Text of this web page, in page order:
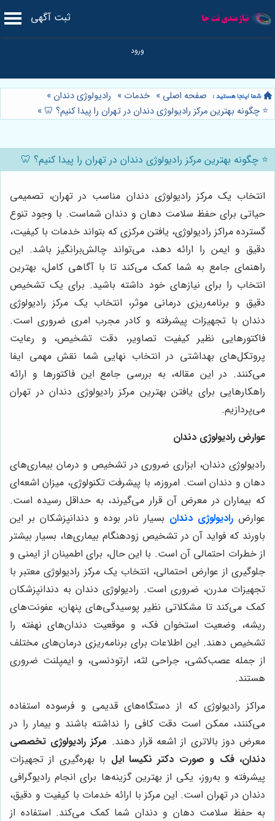
ثبت آگهی
صفحه اصلی » خدمات » رادیولوژی دندان »
⭐️ چگونه بهترین مرکز رادیولوژی دندان در تهران را پیدا کنیم؟ 🦷 »
⭐️ چگونه بهترین مرکز رادیولوژی دندان در تهران را پیدا کنیم؟ 🦷
انتخاب یک مرکز رادیولوژی دندان مناسب در تهران، تصمیمی
حیاتی برای حفظ سلامت دهان و دندان شماست. با وجود تنوع
گسترده مراکز رادیولوژی، یافتن مرکزی که بتواند خدمات با کیفیت،
دقیق و ایمن را ارائه دهد، می‌تواند چالش‌برانگیز باشد. این
راهنمای جامع به شما کمک می‌کند تا با آگاهی کامل، بهترین
انتخاب را برای نیازهای خود داشته باشید. برای یک تشخیص
دقیق و برنامه‌ریزی درمانی موثر، انتخاب یک مرکز رادیولوژی
دندان با تجهیزات پیشرفته و کادر مجرب امری ضروری است.
فاکتورهایی نظیر کیفیت تصاویر، دقت تشخیص، و رعایت
پروتکل‌های بهداشتی در انتخاب نهایی شما نقش مهمی ایفا
می‌کنند. در این مقاله، به بررسی جامع این فاکتورها و ارائه
راهکارهایی برای یافتن بهترین مرکز رادیولوژی دندان در تهران
می‌پردازیم.
عوارض رادیولوژی دندان
رادیولوژی دندان، ابزاری ضروری در تشخیص و درمان بیماری‌های
دهان و دندان است. امروزه، با پیشرفت تکنولوژی، میزان اشعه‌ای
که بیماران در معرض آن قرار می‌گیرند، به حداقل رسیده است.
عوارض رادیولوژی دندان بسیار نادر بوده و دندانپزشکان بر این
باورند که فواید آن در تشخیص زودهنگام بیماری‌ها، بسیار بیشتر
از خطرات احتمالی آن است. با این حال، برای اطمینان از ایمنی و
جلوگیری از عوارض احتمالی، انتخاب یک مرکز رادیولوژی معتبر با
تجهیزات مدرن، ضروری است. رادیولوژی دندان به دندانپزشکان
کمک می‌کند تا مشکلاتی نظیر پوسیدگی‌های پنهان، عفونت‌های
ریشه، وضعیت استخوان فک، و موقعیت دندان‌های نهفته را
تشخیص دهند. این اطلاعات برای برنامه‌ریزی درمان‌های مختلف
از جمله عصب‌کشی، جراحی لثه، ارتودنسی، و ایمپلنت ضروری
هستند.
مراکز رادیولوژی که از دستگاه‌های قدیمی و فرسوده استفاده
می‌کنند، ممکن است دقت کافی را نداشته باشند و بیمار را در
معرض دوز بالاتری از اشعه قرار دهند. مرکز رادیولوژی تخصصی
دندان، فک و صورت دکتر نکیسا ایل با بهره‌گیری از تجهیزات
پیشرفته و به‌روز، یکی از بهترین گزینه‌ها برای انجام رادیوگرافی
دندان در تهران است. این مرکز با ارائه خدمات با کیفیت و دقیق،
به حفظ سلامت دهان و دندان شما کمک می‌کند. استفاده از